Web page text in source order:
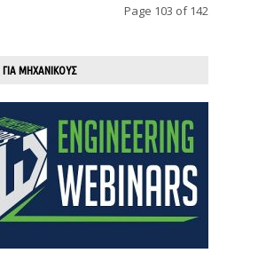
Page 103 of 142
ΓΙΑ ΜΗΧΑΝΙΚΟΥΣ